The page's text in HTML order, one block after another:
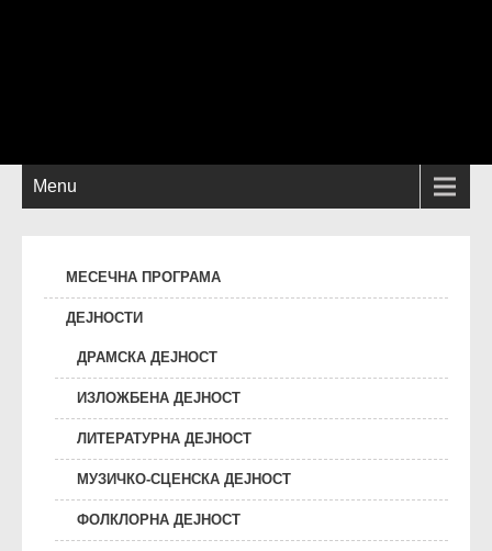
Menu
МЕСЕЧНА ПРОГРАМА
ДЕЈНОСТИ
ДРАМСКА ДЕЈНОСТ
ИЗЛОЖБЕНА ДЕЈНОСТ
ЛИТЕРАТУРНА ДЕЈНОСТ
МУЗИЧКО-СЦЕНСКА ДЕЈНОСТ
ФОЛКЛОРНА ДЕЈНОСТ